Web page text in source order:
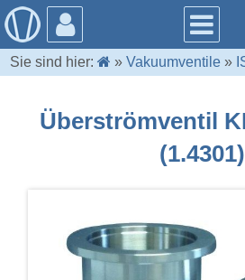
Sie sind hier: »Vakuumventile »
Überströmventil
(1.4301)